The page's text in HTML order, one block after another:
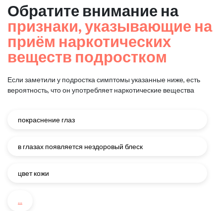
Обратите внимание на
признаки, указывающие на
приём наркотических
веществ подростком
Если заметили у подростка симптомы указанные ниже, есть
вероятность, что он употребляет наркотические вещества
покраснение глаз
в глазах появляется нездоровый блеск
цвет кожи
...